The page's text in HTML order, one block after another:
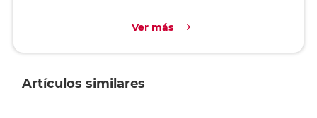
Ver más
Artículos similares